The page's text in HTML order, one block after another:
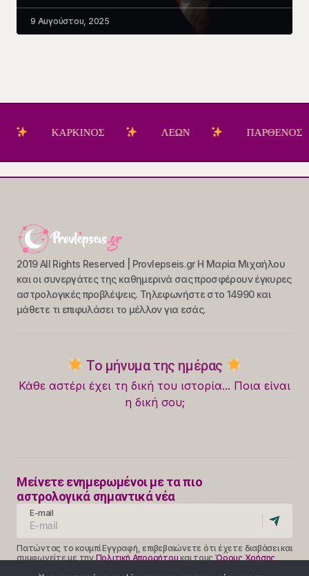
9 Αυγούστου, 2025
ΚΑΡΚΙΝΟΣ ΛΕΩΝ ΠΑΡΘΕΝΟΣ
2019 All Rights Reserved | Provlepseis.gr Η Μαρία Μιχαήλου
και οι συνεργάτες της καθημερινά σας προσφέρουν έγκυρες
αστρολογικές προβλέψεις. Τηλεφωνήστε στο 14990 και
μάθετε τι επιφυλάσει το μέλλον για εσάς.
Το μήνυμα της ημέρας
Κάθε αστέρι έχει τη δική του ιστορία... Ποια είναι
η δική σου;
Μείνετε ενημερωμένοι με τα πιο
αστρολογικά σημαντικά νέα
E-mail
Πατώντας το κουμπί Εγγραφή, επιβεβαιώνετε ότι έχετε διαβάσει και
συμφωνείτε με τηνΠολιτική Απορρήτουκαι τουςΌρους Χρήσης